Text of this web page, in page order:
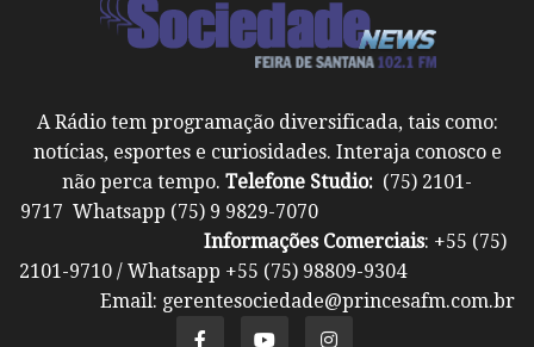
A Rádio tem programação diversificada, tais como:
notícias, esportes e curiosidades. Interaja conosco e
não perca tempo. Telefone Studio: (75) 2101-
9717 Whatsapp (75) 9 9829-7070
Informações Comerciais: +55 (75)
2101-9710 / Whatsapp +55 (75) 98809-9304
Email: gerentesociedade@princesafm.com.br